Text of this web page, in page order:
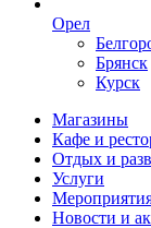
Орел
Брянск
Курск
Магазины
Кафе и
Отдых и
Услуги
Новости и